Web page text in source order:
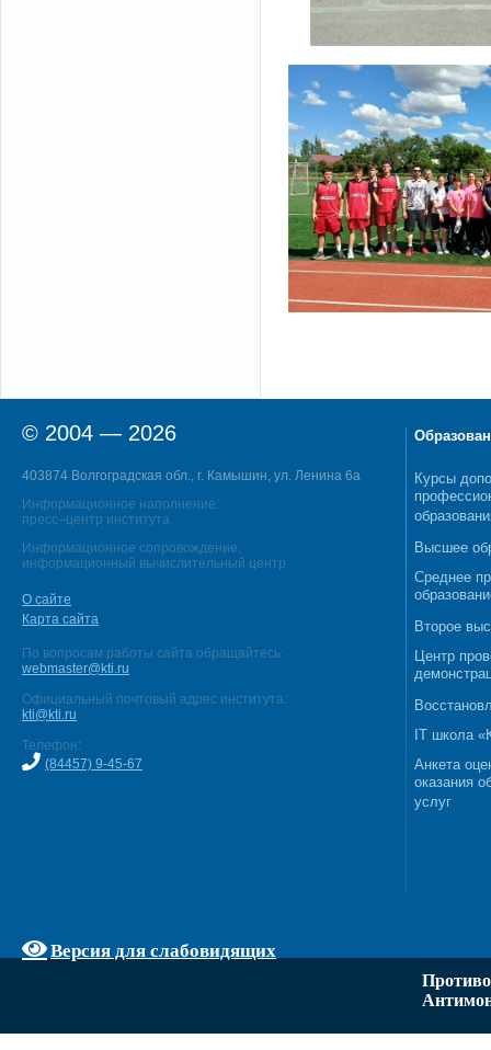
© 2004 — 2026
403874 Волгоградская обл., г. Камышин, ул. Ленина 6а
Информационное наполнение:
пресс–центр института
Информационное сопровождение:
информационный вычислительный центр
О сайте
Карта сайта
По вопросам работы сайта обращайтесь:
webmaster@kti.ru
Официальный почтовый адрес института:
kti@kti.ru
Телефон:
(84457) 9-45-67
Версия для слабовидящих
Курсы
Высшее
Среднее
Второе
Центр
IT школа
Анкета
оказания
услуг